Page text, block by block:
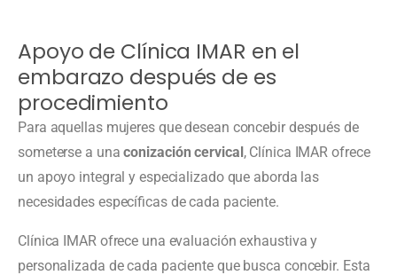
Apoyo de Clínica IMAR en el
embarazo después de es
procedimiento
Para aquellas mujeres que desean concebir después de
someterse a unaconización cervical, Clínica IMAR ofrece
un apoyo integral y especializado que aborda las
necesidades específicas de cada paciente.
Clínica IMAR ofrece una evaluación exhaustiva y
personalizada de cada paciente que busca concebir. Esta